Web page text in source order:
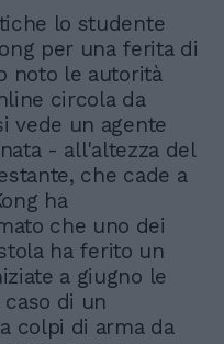
lo studente
per una ferita di
noto le autorità
circola da
vede un agente
- all'altezza del
che cade a
ha
che uno dei
ha ferito un
a giugno le
di un
colpi di arma da